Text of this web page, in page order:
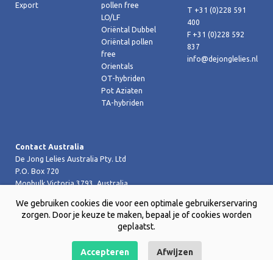
Export
pollen free
LO/LF
Oriëntal Dubbel
Oriëntal pollen
free
Orientals
OT-hybriden
Pot Aziaten
TA-hybriden
T +31 (0)228 591
400
F +31 (0)228 592
837
info@dejonglelies.nl
Contact Australia
De Jong Lelies Australia Pty. Ltd
P.O. Box 720
Monbulk Victoria 3793, Australia
T +61 (0)359 619 188
F +61 (0)359 619 199 joost@dejongleliesaustralia.com.au
Copyright © 2026 De Jong Lelies Holland bv |Website door Creative
We gebruiken cookies die voor een optimale gebruikerservaring
zorgen. Door je keuze te maken, bepaal je of cookies worden
geplaatst.
Accepteren Afwijzen